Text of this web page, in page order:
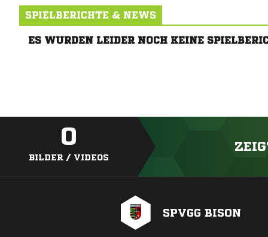
SPIELBERICHTE & NEWS
ES WURDEN LEIDER NOCH KEINE
0
BILDER / VIDEOS
SPVGG BISON